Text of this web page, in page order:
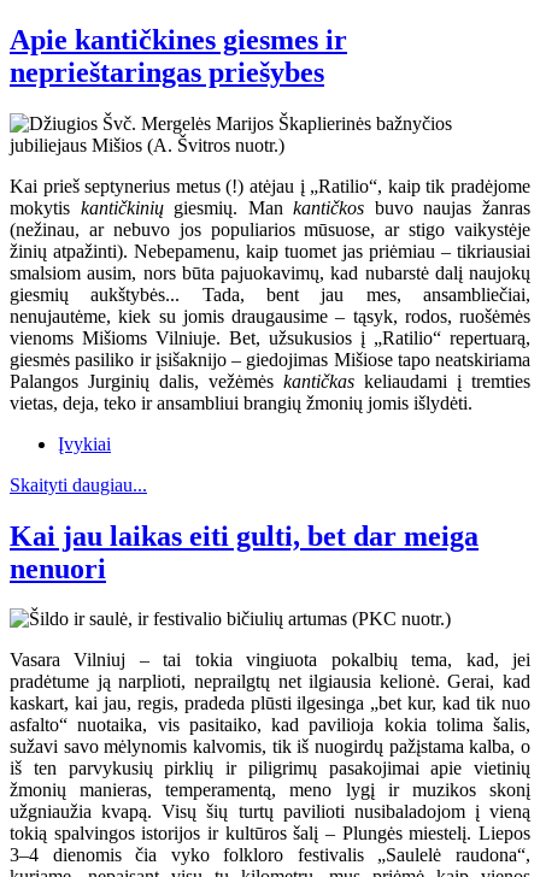
Apie kantičkines giesmes ir
neprieštaringas priešybes
Kai prieš septynerius metus (!) atėjau į „Ratilio“, kaip tik pradėjome
mokytis kantičkiniųgiesmių. Mankantičkos buvo naujas žanras
(nežinau, ar nebuvo jos populiarios mūsuose, ar stigo vaikystėje
žinių atpažinti). Nebepamenu, kaip tuomet jas priėmiau – tikriausiai
smalsiom ausim, nors būta pajuokavimų, kad nubarstė dalį naujokų
giesmių aukštybės... Tada, bent jau mes, ansambliečiai,
nenujautėme, kiek su jomis draugausime – tąsyk, rodos, ruošėmės
vienoms Mišioms Vilniuje. Bet, užsukusios į „Ratilio“ repertuarą,
giesmės pasiliko ir įsišaknijo – giedojimas Mišiose tapo neatskiriama
Palangos Jurginių dalis, vežėmės kantičkas keliaudami į tremties
vietas, deja, teko ir ansambliui brangių žmonių jomis išlydėti.
Įvykiai
Skaityti daugiau...
Kai jau laikas eiti gulti, bet dar meiga
nenuori
Vasara Vilniuj – tai tokia vingiuota pokalbių tema, kad, jei
pradėtume ją narplioti, neprailgtų net ilgiausia kelionė. Gerai, kad
kaskart, kai jau, regis, pradeda plūsti ilgesinga „bet kur, kad tik nuo
asfalto“ nuotaika, vis pasitaiko, kad pavilioja kokia tolima šalis,
sužavi savo mėlynomis kalvomis, tik iš nuogirdų pažįstama kalba, o
iš ten parvykusių pirklių ir piligrimų pasakojimai apie vietinių
žmonių manieras, temperamentą, meno lygį ir muzikos skonį
užgniaužia kvapą. Visų šių turtų pavilioti nusibaladojom į vieną
tokią spalvingos istorijos ir kultūros šalį – Plungės miestelį. Liepos
3–4 dienomis čia vyko folkloro festivalis „Saulelė raudona“,